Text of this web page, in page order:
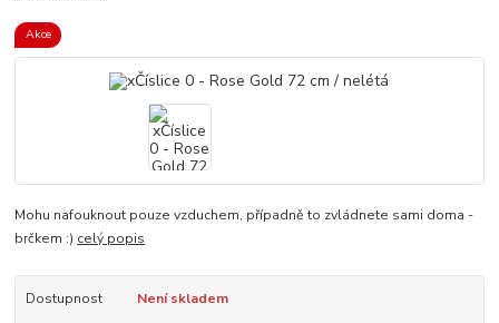
Akce
Mohu nafouknout pouze vzduchem, případně to zvládnete sami doma -
brčkem :) celý popis
Dostupnost Není skladem